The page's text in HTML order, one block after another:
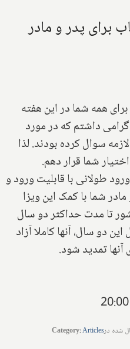
برای پدر و مادر
همه شما در این هفته
داشتم که در مورد
سوال کرده بودند. لذا
شما قرار دهم.
طولانی با قابلیت ورود و
شما با کمک این ویزا
تا مدت حداکثر دو سال
دو سال، آنها کاملا آزاد
تمدید شود.
شده در Category:Articles